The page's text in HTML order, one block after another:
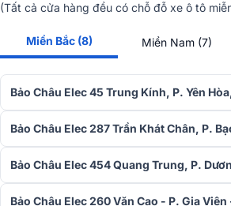
(Tất cả cửa hàng đều có chỗ đỗ xe ô tô
Miền Bắc (8) Miền Nam (7)
Bảo Châu Elec 45 Trung Kính, P. Yên
Bảo Châu Elec 287 Trần Khát Chân, P.
Bảo Châu Elec 454 Quang Trung, P.
Bảo Châu Elec 260 Văn Cao - P. Gia